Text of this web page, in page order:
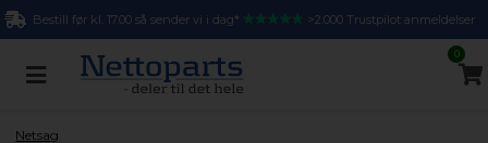
Bestill før kl. 17.00 så sender vi i dag* >2.000 Trustpilot anmeldelser
0
Netsag